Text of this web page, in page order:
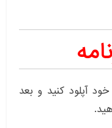
آپلود کنید و بعد